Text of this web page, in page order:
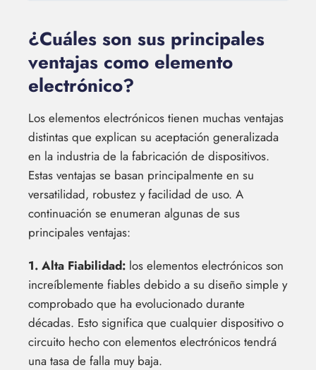
¿Cuáles son sus principales
ventajas como elemento
electrónico?
Los elementos electrónicos tienen muchas ventajas
distintas que explican su aceptación generalizada
en la industria de la fabricación de dispositivos.
Estas ventajas se basan principalmente en su
versatilidad, robustez y facilidad de uso. A
continuación se enumeran algunas de sus
principales ventajas:
1. Alta Fiabilidad: los elementos electrónicos son
increíblemente fiables debido a su diseño simple y
comprobado que ha evolucionado durante
décadas. Esto significa que cualquier dispositivo o
circuito hecho con elementos electrónicos tendrá
una tasa de falla muy baja.